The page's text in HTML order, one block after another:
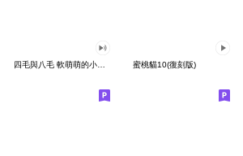
四毛與八毛 軟萌萌的小日常9.0 蜜桃貓10(復刻版)